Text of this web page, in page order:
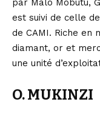
par Malo Mobutu,
est suivi de celle
de CAMI. Riche en
diamant, or et
une unité
O. MUKINZI